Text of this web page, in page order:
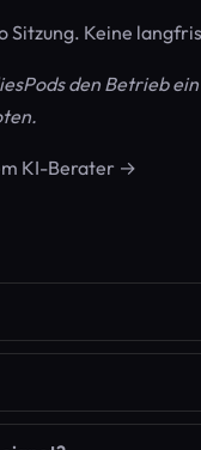
Sitzung. Keine
den Betrieb
KI-Berater →